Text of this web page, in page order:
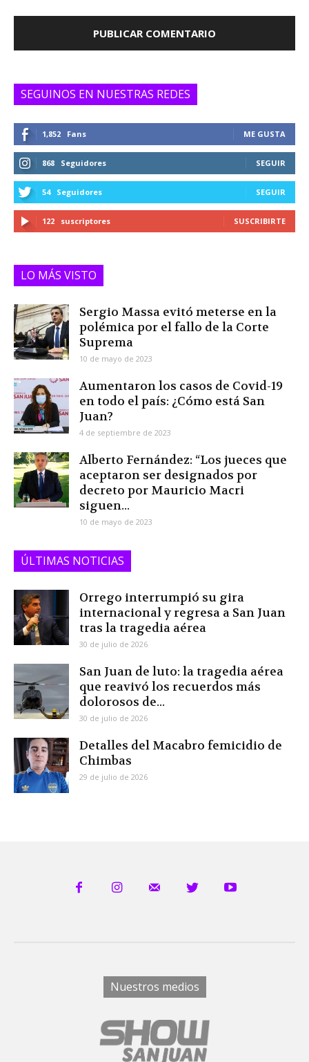
SEGUINOS EN NUESTRAS REDES
1,852 Fans ME GUSTA
868 Seguidores SEGUIR
54 Seguidores SEGUIR
122 suscriptores SUSCRIBIRTE
LO MÁS VISTO
Sergio Massa evitó meterse en la
polémica por el fallo de la Corte
Suprema
10 de mayo de 2023
Aumentaron los casos de Covid-19
en todo el país: ¿Cómo está San
Juan?
4 de septiembre de 2023
Alberto Fernández: “Los jueces que
aceptaron ser designados por
decreto por Mauricio Macri
siguen...
10 de mayo de 2023
ÚLTIMAS NOTICIAS
Orrego interrumpió su gira
internacional y regresa a San Juan
tras la tragedia aérea
30 de julio de 2026
San Juan de luto: la tragedia aérea
que reavivó los recuerdos más
dolorosos de...
30 de julio de 2026
Detalles del Macabro femicidio de
Chimbas
29 de julio de 2026
Nuestros medios